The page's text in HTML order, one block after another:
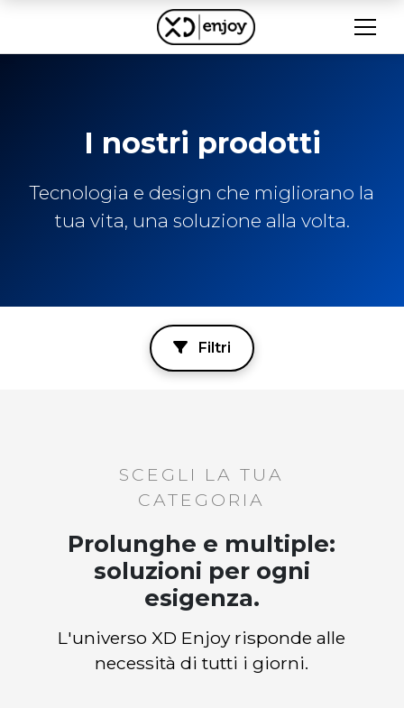
I nostri prodotti
Tecnologia e design che migliorano la
tua vita, una soluzione alla volta.
Filtri
SCEGLI LA TUA
CATEGORIA
Prolunghe e multiple:
soluzioni per ogni
esigenza.
L'universo XD Enjoy risponde alle
necessità di tutti i giorni.